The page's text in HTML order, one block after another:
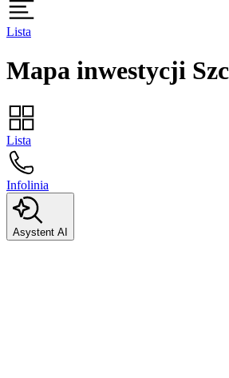
Lista
Mapa inwestycji
Lista
Infolinia
Asystent AI